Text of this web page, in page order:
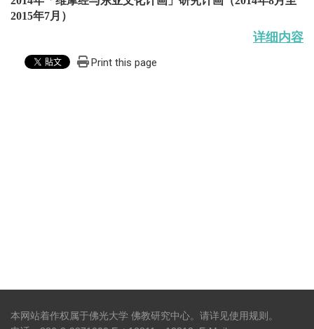
2015年7月）
详细内容
Print this page
本网站着作权属于佛光大学 佛教研究中心。请详见使用规则 。